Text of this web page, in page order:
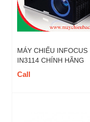
MÁY CHIẾU INFOCUS
IN3114 CHÍNH HÃNG
Call